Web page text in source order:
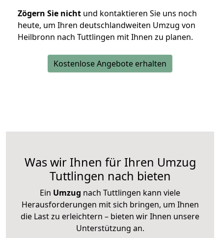
Zögern Sie nicht und kontaktieren Sie uns noch
heute, um Ihren deutschlandweiten Umzug von
Heilbronn nach Tuttlingen mit Ihnen zu planen.
Kostenlose Angebote erhalten
Was wir Ihnen für Ihren Umzug
Tuttlingen nach bieten
Ein Umzug nach Tuttlingen kann viele
Herausforderungen mit sich bringen, um Ihnen
die Last zu erleichtern – bieten wir Ihnen unsere
Unterstützung an.